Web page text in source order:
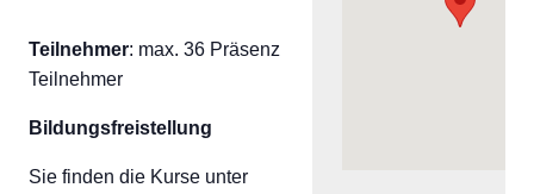
Teilnehmer: max. 36 Präsenz
Teilnehmer
Bildungsfreistellung
Sie finden die Kurse unter